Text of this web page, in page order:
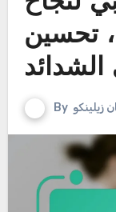
تحسين
الشدائد
By زيلينكو